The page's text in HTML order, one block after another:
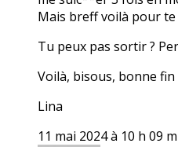
Mais breff voilà pour
Tu peux pas sortir ?
Voilà, bisous, bonne
Lina
11 mai 2024 à 10 h 09